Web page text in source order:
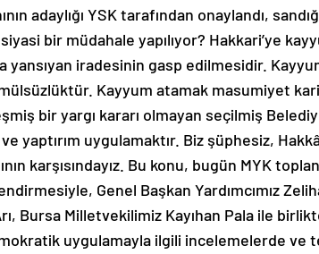
adaylığı YSK tarafından onaylandı,
bir müdahale yapılıyor? Hakkari’ye
yansıyan iradesinin gasp edilmesidir.
Kayyum atamak masumiyet
bir yargı kararı olmayan seçilmiş
yaptırım uygulamaktır. Biz şüphesiz,
karşısındayız. Bu konu, bugün MYK
Genel Başkan Yardımcımız
Bursa Milletvekilimiz Kayıhan Pala ile
uygulamayla ilgili incelemelerde ve